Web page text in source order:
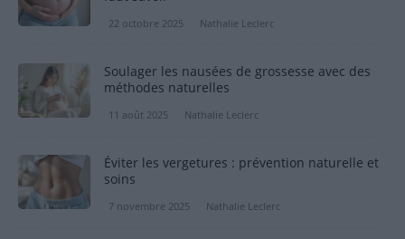
22 octobre 2025 Nathalie Leclerc
Soulager les nausées de grossesse avec des
méthodes naturelles
11 août 2025 Nathalie Leclerc
Éviter les vergetures : prévention naturelle et
soins
7 novembre 2025 Nathalie Leclerc